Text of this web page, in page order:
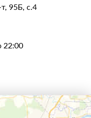
95Б, с.4
22:00